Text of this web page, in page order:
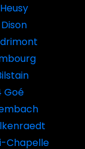
Goé
Chapelle